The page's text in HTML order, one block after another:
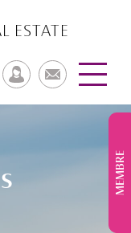
MEMBRE
ESTATE